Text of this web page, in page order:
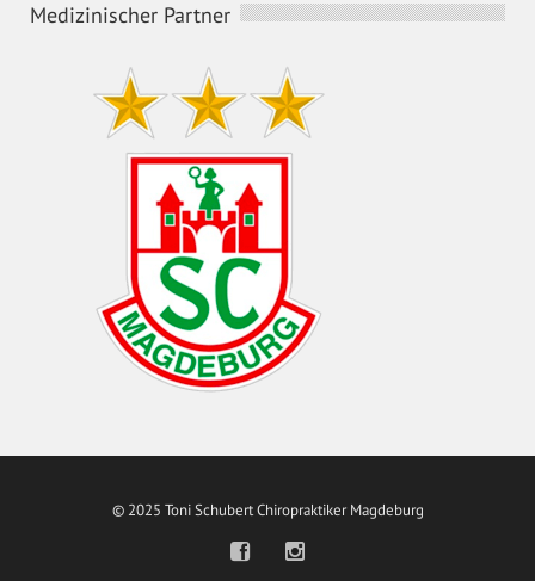
Medizinischer Partner
© 2025 Toni Schubert Chiropraktiker Magdeburg